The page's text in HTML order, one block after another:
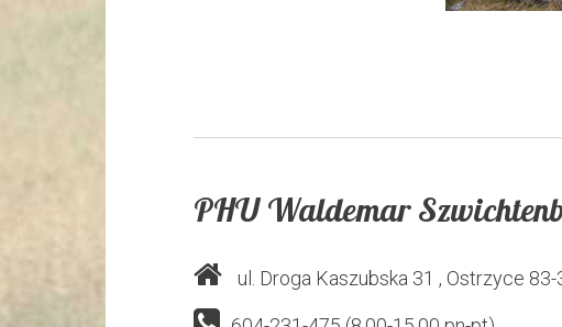
PHU Waldemar
ul. Droga Kaszubska 31 , Ostrzyce 83-